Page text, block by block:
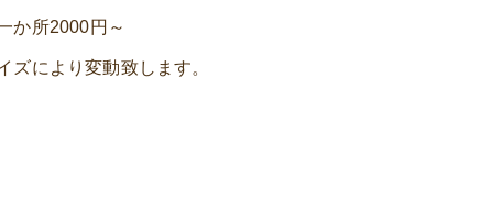
か所2000円～
ズにより変動致します。